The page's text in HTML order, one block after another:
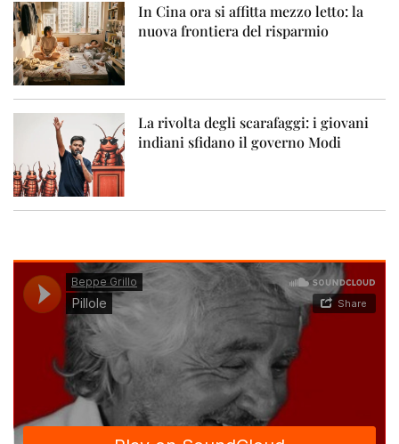
In Cina ora si affitta mezzo letto: la
nuova frontiera del risparmio
La rivolta degli scarafaggi: i giovani
indiani sfidano il governo Modi